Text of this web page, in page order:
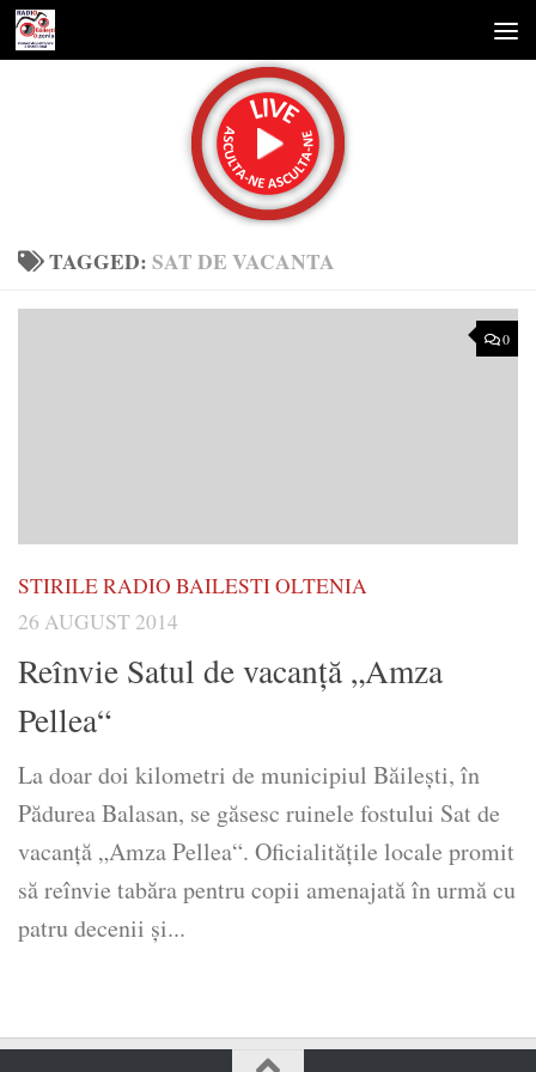
Skip to content
TAGGED:SAT DE VACANTA
0
STIRILE RADIO BAILESTI OLTENIA
26 AUGUST 2014
Reînvie Satul de vacanţă „Amza
Pellea“
La doar doi kilometri de municipiul Băileşti, în
Pădurea Balasan, se găsesc ruinele fostului Sat de
vacanţă „Amza Pellea“. Oficialităţile locale promit
să reînvie tabăra pentru copii amenajată în urmă cu
patru decenii şi...